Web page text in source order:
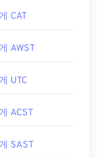
CAT
AWST
UTC
ACST
SAST